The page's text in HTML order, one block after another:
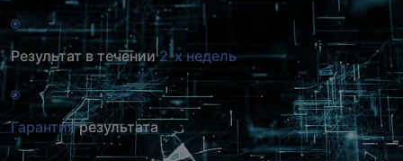
Результат в течении2-х недель
Гарантиярезультата